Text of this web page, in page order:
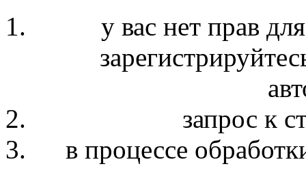
у вас нет прав
запрос к
в процессе